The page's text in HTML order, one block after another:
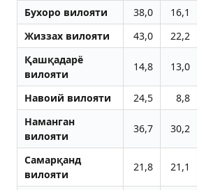
Бухоро вилояти 38,0 16,1
Жиззах вилояти
43,0 22,2
Қашқадарё
вилояти
14,8 13,0
Навоий вилояти 24,5 8,8
Наманган
вилояти
36,7 30,2
Самарқанд
вилояти
21,8 21,1